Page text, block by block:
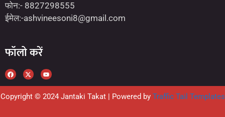
फोन:- 8827298555
ईमेल:-ashvineesoni8@gmail.com
फॉलो करें
Copyright © 2024 Jantaki Takat | Powered by Traffic Tail Templates